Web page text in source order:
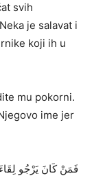
svih
je salavat i
koji ih u
mu pokorni.
ime jer
فَمَنْ كَانَ يَرْجُو